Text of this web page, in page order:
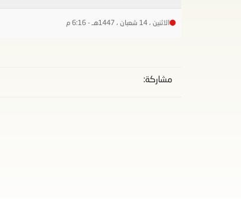
الاثنين ، 14 شعبان ، 1447هـ - 6:16 م
مشاركة: